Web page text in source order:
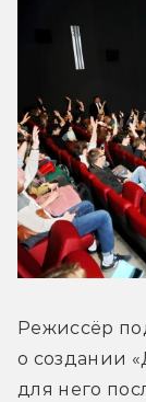
Режиссёр
о создании
для него